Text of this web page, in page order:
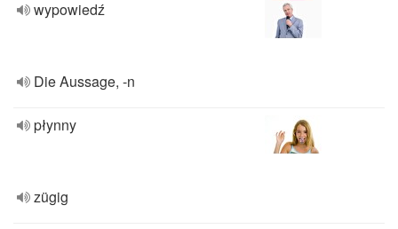
wypowiedź
Die Aussage, -n
płynny
zügig